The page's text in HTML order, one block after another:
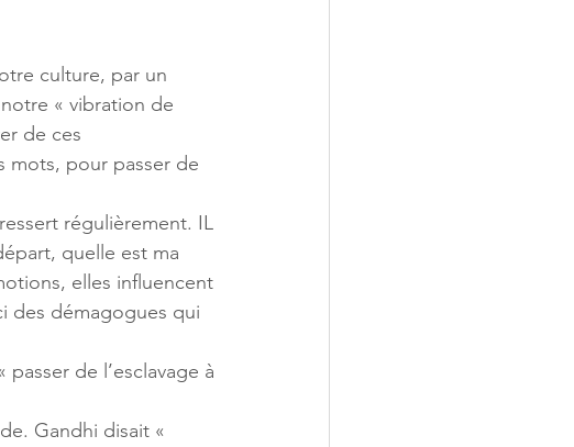
culture, par un
« vibration de
de ces
mots, pour passer de
régulièrement. IL
quelle est ma
elles influencent
des démagogues qui
de l’esclavage à
Gandhi disait «